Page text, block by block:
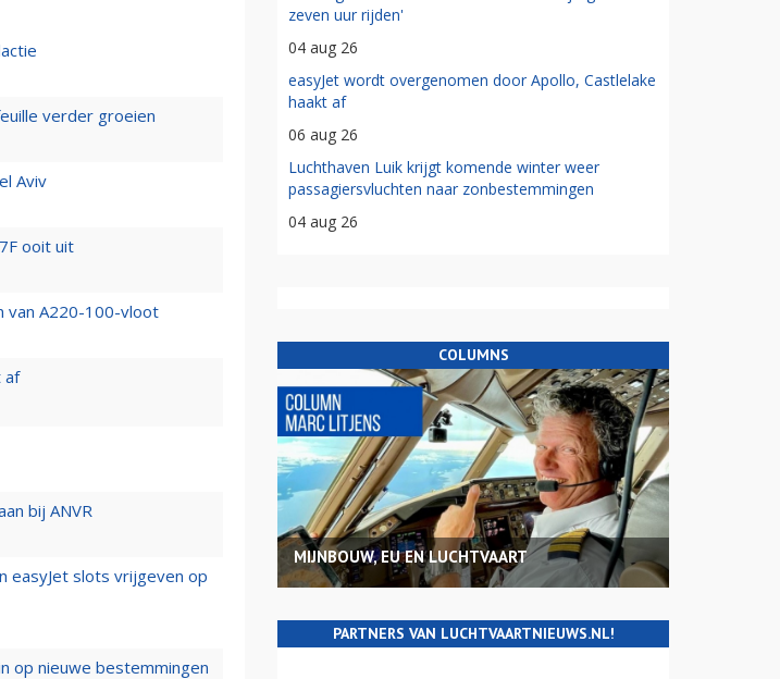
verder groeien
Aviv
ooit uit
van A220-100-vloot
af
bij ANVR
easyJet slots vrijgeven op
op nieuwe bestemmingen
zeven uur rijden'
04 aug 26
easyJet wordt overgenomen door Apollo, Castlelake
haakt af
06 aug 26
Luchthaven Luik krijgt komende winter weer
passagiersvluchten naar zonbestemmingen
04 aug 26
COLUMNS
MIJNBOUW, EU EN LUCHTVAART
PARTNERS VAN LUCHTVAARTNIEUWS.NL!